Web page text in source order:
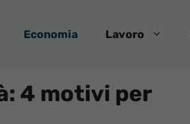
Economia Lavoro
4 motivi per